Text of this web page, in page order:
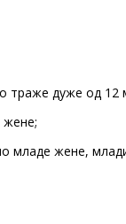
траже дуже од
жене;
младе жене,